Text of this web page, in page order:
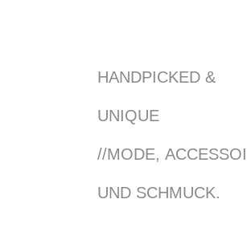
HANDPICKED &
UNIQUE
//MODE,
UND SCHMUCK.